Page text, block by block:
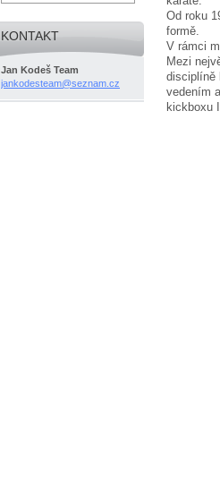
Od roku
formě.
V rámci
Mezi
disciplíně
vedením
kickboxu
KONTAKT
Jan Kodeš Team
jankodesteam@seznam.cz